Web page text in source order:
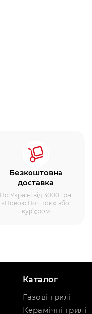
Безкоштовна
доставка
По Україні від 3000 грн
«Новою Поштою» або
кур’єром
Каталог
Газові грилі
Керамічні грилі